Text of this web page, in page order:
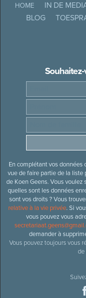
HOME IN DE
BLOG
En complétant vos données
vue de faire partie de la liste
de Koen Geens. Vous
quelles sont les données
sont vos droits ? Vous
relative à la vie privée. Si
vous pouvez vous
demander à
Vous pouvez toujours vous
de